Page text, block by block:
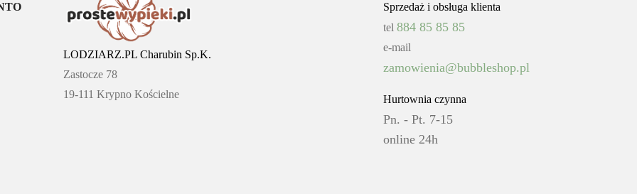
LODZIARZ.PL Charubin Sp.K.
Zastocze 78
19-111 Krypno Kościelne
Sprzedaż i obsługa klienta
tel 884 85 85 85
e-mail
zamowienia@bubbleshop.pl
Hurtownia czynna
Pn. - Pt. 7-15
online 24h